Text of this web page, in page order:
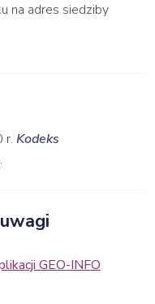
na adres siedziby
r. Kodeks
.
GEO-INFO